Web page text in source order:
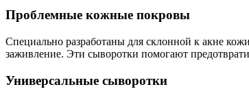
Проблемные кожные покровы
Специально разработаны для склонной к акне
заживление. Эти сыворотки помогают
Универсальные сыворотки